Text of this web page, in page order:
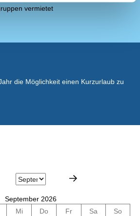
vermietet
die Möglichkeit einen Kurzurlaub zu
September 2026
Mi Do Fr Sa
So